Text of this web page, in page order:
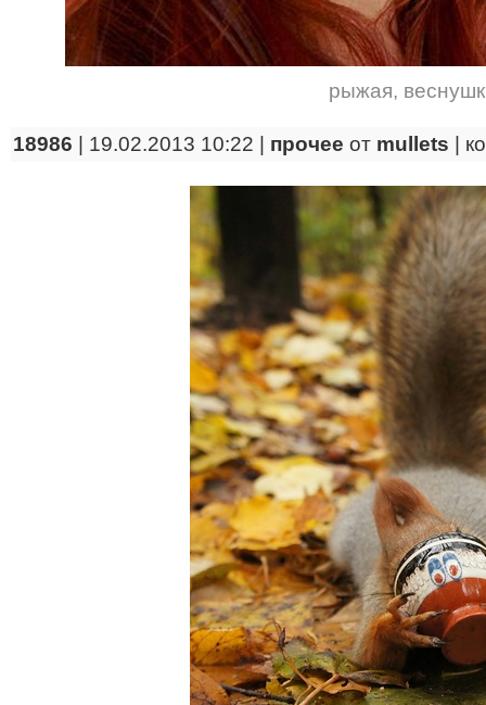
рыжая,
18986 | 19.02.2013 10:22 | прочее от mullets